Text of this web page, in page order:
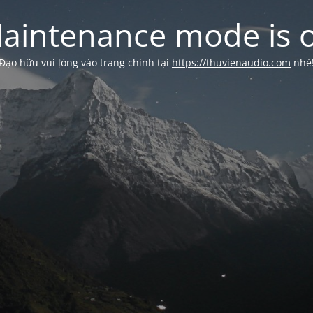
mode is
hữu vui lòng vào trang chính tại https://thuvienaudio.com